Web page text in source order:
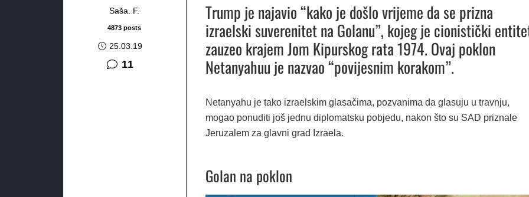
Saša. F.
4873 posts
25.03.19
11komentara
Trump je najavio “kako je došlo vrijeme da se prizna
izraelski suverenitet na Golanu”, kojeg je cionistički
zauzeo krajem Jom Kipurskog rata 1974. Ovaj poklon
Netanyahuu je nazvao “povijesnim korakom”.
Netanyahu je tako izraelskim glasačima, pozvanima da glasuju u travnju,
mogao ponuditi još jednu diplomatsku pobjedu, nakon što su SAD priznale
Jeruzalem za glavni grad Izraela.
Golan na poklon